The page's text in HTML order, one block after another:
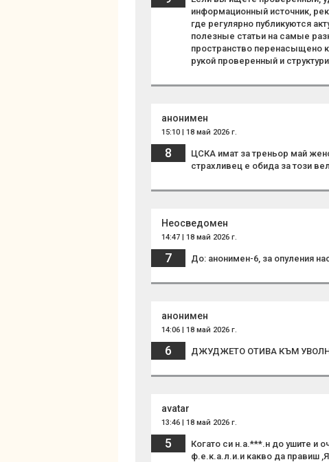
информационный источник,
где регулярно публикуются
полезные статьи на самые
пространство перенасыщено
рукой проверенный и
анонимен
15:10 | 18 май 2026 г.
8
ЦСКА имат за треньор май
страхливец е обида за този
Неосведомен
14:47 | 18 май 2026 г.
7 До: анонимен-6, за опуления
анонимен
14:06 | 18 май 2026 г.
6 ДЖУДЖЕТО ОТИВА КЪМ
avatar
13:46 | 18 май 2026 г.
5
Когато си н.а.***.н до ушите и
ф.е.к.а.л.и.и какво да правиш